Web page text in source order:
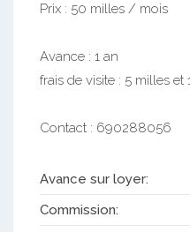
Prix : 50 milles / mois
Avance : 1 an
frais de visite : 5 milles
Contact : 690288056
Avance sur loyer:
Commission: